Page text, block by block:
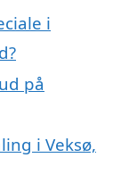
i
på
i Veksø,